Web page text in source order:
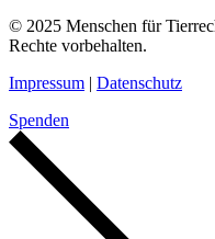
© 2025 Menschen für
Rechte vorbehalten.
Impressum | Datenschutz
Spenden